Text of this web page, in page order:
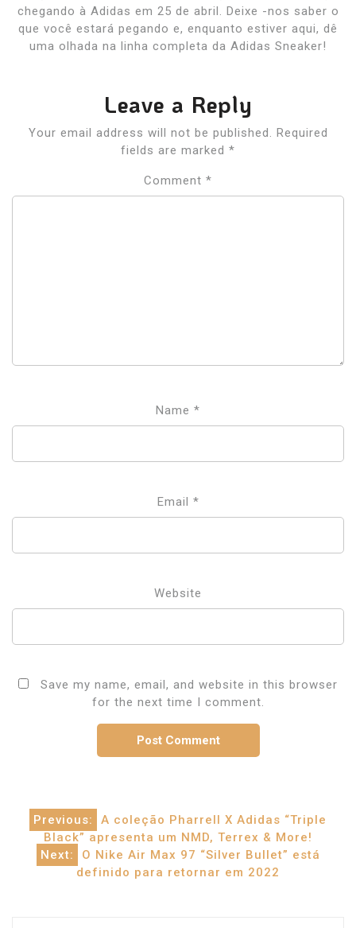
chegando à Adidas em 25 de abril. Deixe -nos saber o
que você estará pegando e, enquanto estiver aqui, dê
uma olhada na linha completa da Adidas Sneaker!
Leave a Reply
Your email address will not be published.
Required
fields are marked *
Comment *
Name *
Email *
Website
Save my name, email, and website in this browser
for the next time I comment.
Post
navigation
Previous:
A coleção Pharrell X Adidas “Triple
Black” apresenta um NMD, Terrex & More!
Next:
O Nike Air Max 97 “Silver Bullet” está
definido para retornar em 2022